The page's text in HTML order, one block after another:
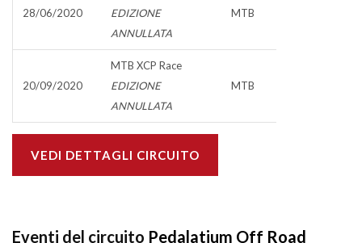
28/06/2020
EDIZIONE
ANNULLATA
MTB
20/09/2020
MTB XCP Race
EDIZIONE
ANNULLATA
MTB
VEDI DETTAGLI CIRCUITO
Eventi del circuito Pedalatium Off Road